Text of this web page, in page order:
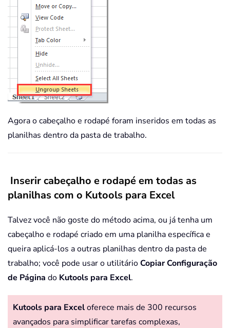
Agora o cabeçalho e rodapé foram inseridos em todas as
planilhas dentro da pasta de trabalho.
Inserir cabeçalho e rodapé em todas as
planilhas com o Kutools para Excel
Talvez você não goste do método acima, ou já tenha um
cabeçalho e rodapé criado em uma planilha específica e
queira aplicá-los a outras planilhas dentro da pasta de
trabalho; você pode usar o utilitárioCopiar Configuração
de Página do Kutools para Excel.
Kutools para Exceloferece mais de 300 recursos
avançados para simplificar tarefas complexas,